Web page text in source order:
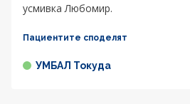
усмивка Любомир.
Пациентите споделят
УМБАЛ Токуда